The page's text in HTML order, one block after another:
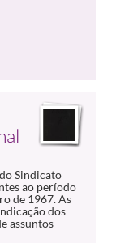
Sindicato
ao período
de 1967. As
dos
assuntos